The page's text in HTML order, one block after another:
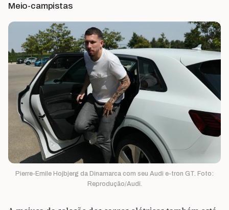
Meio-campistas
Pierre-Emile Hojbjerg da Dinamarca com seu Audi e-tron GT. Foto:
Reprodução/Audi.